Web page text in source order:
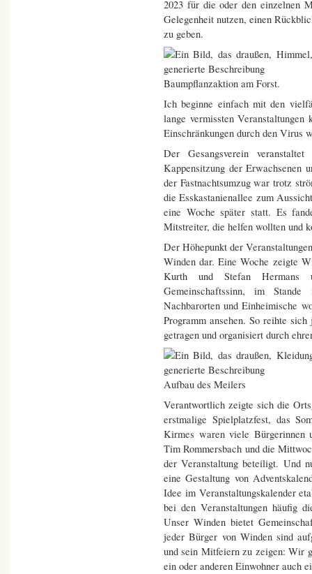
2023 für die oder den einzelnen
Gelegenheit nutzen, einen
zu geben.
Baumpflanzaktion am Forst.
Ich beginne einfach mit den
lange vermissten
Einschränkungen durch den Virus
Der Gesangsverein
Kappensitzung der Erwachsenen
der Fastnachtsumzug war trotz
die Esskastanienallee zum
eine Woche später statt. Es
Mitstreiter, die helfen wollten und
Der Höhepunkt der
Winden dar. Eine Woche zeigte
Kurth und Stefan Hermans
Gemeinschaftssinn, im
Nachbarorten und Einheimische
Programm ansehen. So reihte
getragen und organisiert durch
Aufbau des Meilers
Verantwortlich zeigte sich die
erstmalige Spielplatzfest, das
Kirmes waren viele Bürgerinnen
Tim Rommersbach und die
der Veranstaltung beteiligt. Und
eine Gestaltung von
Idee im Veranstaltungskalender
bei den Veranstaltungen häufig
Unser Winden bietet
jeder Bürger von Winden sind
und sein Mitfeiern zu zeigen: Wir
ein oder anderen Einwohner auch